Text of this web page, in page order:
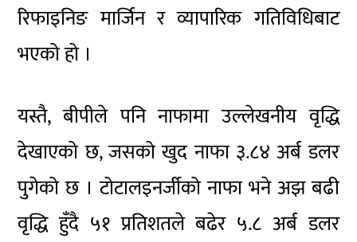
रिफाइनिङ मार्जिन र व्यापारिक गतिविधिबाट
भएको हो ।
यस्तै, बीपीले पनि नाफामा उल्लेखनीय वृद्धि
देखाएको छ, जसको खुद नाफा ३.८४ अर्ब डलर
पुगेको छ । टोटालइनर्जीको नाफा भने अझ बढी
वृद्धि हुँदै ५१ प्रतिशतले बढेर ५.८ अर्ब डलर